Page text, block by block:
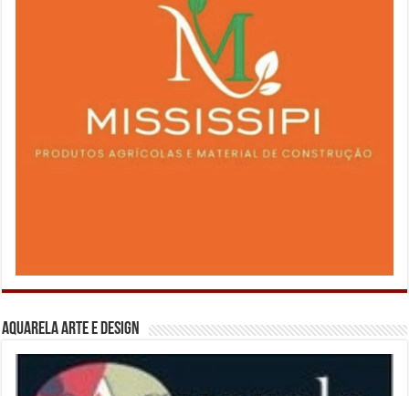
Aquarela Arte e Design